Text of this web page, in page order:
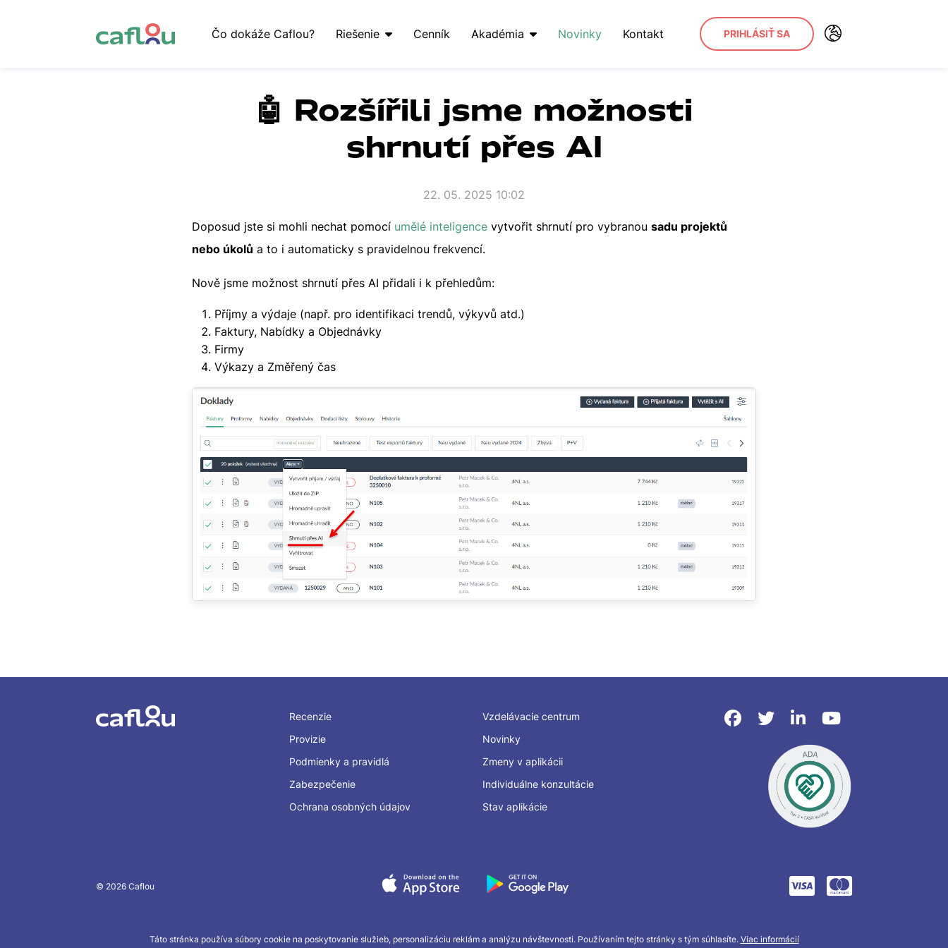
Čo dokáže Caflou? Riešenie Cenník Akadémia Novinky Kontakt PRIHLÁSIŤ SA
🤖 Rozšířili jsme možnosti
shrnutí přes AI
22. 05. 2025 10:02
Doposud jste si mohli nechat pomocí umělé inteligence vytvořit shrnutí pro vybranou sadu projektů
nebo úkolů a to i automaticky s pravidelnou frekvencí.
Nově jsme možnost shrnutí přes AI přidali i k přehledům:
Příjmy a výdaje (např. pro identifikaci trendů, výkyvů atd.)
Faktury, Nabídky a Objednávky
Firmy
Výkazy a Změřený čas
Recenzie
Provizie
Podmienky a pravidlá
Zabezpečenie
Ochrana osobných údajov
Vzdelávacie centrum
Novinky
Zmeny v aplikácii
Individuálne konzultácie
Stav aplikácie
© 2026 Caflou
Táto stránka používa súbory cookie na poskytovanie služieb, personalizáciu reklám a analýzu návštevnosti. Používaním tejto stránky s tým súhlasíte. Viac informácií